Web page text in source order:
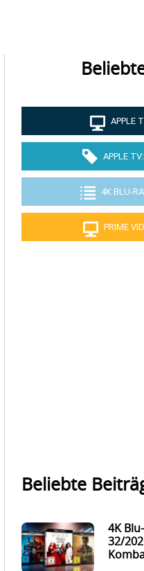
APPLE
APPLE
4K BLU-
PRIME
Beliebte
4K
32/